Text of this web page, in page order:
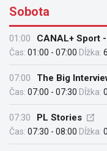
Sobota
01:00 CANAL+ Sport
Čas: 01:00 - 07:00 Dĺžka:
07:00 The Big
Čas: 07:00 - 07:30 Dĺžka:
07:30 PL Stories
Čas: 07:30 - 08:00 Dĺžka: